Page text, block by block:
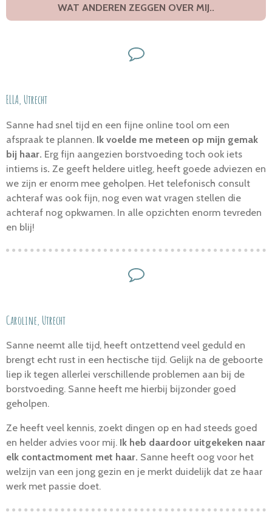
WAT ANDEREN ZEGGEN OVER MIJ..
ELLA, Utrecht
Sanne had snel tijd en een fijne online tool om een
afspraak te plannen. Ik voelde me meteen op mijn gemak
bij haar. Erg fijn aangezien borstvoeding toch ook iets
intiems is. Ze geeft heldere uitleg, heeft goede adviezen en
we zijn er enorm mee geholpen. Het telefonisch consult
achteraf was ook fijn, nog even wat vragen stellen die
achteraf nog opkwamen. In alle opzichten enorm tevreden
en blij!
Caroline, Utrecht
Sanne neemt alle tijd, heeft ontzettend veel geduld en
brengt echt rust in een hectische tijd. Gelijk na de geboorte
liep ik tegen allerlei verschillende problemen aan bij de
borstvoeding. Sanne heeft me hierbij bijzonder goed
geholpen.
Ze heeft veel kennis, zoekt dingen op en had steeds goed
en helder advies voor mij. Ik heb daardoor uitgekeken naar
elk contactmoment met haar. Sanne heeft oog voor het
welzijn van een jong gezin en je merkt duidelijk dat ze haar
werk met passie doet.